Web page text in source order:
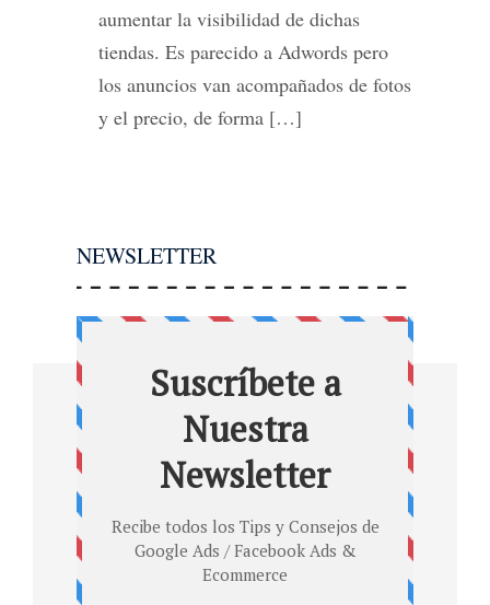
aumentar la visibilidad de dichas
tiendas. Es parecido a Adwords pero
los anuncios van acompañados de fotos
y el precio, de forma […]
NEWSLETTER